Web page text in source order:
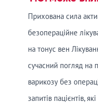
Прихована сила
безопераційне
на тонус вен
сучасний погляд на
варикозу без
запитів пацієнтів,